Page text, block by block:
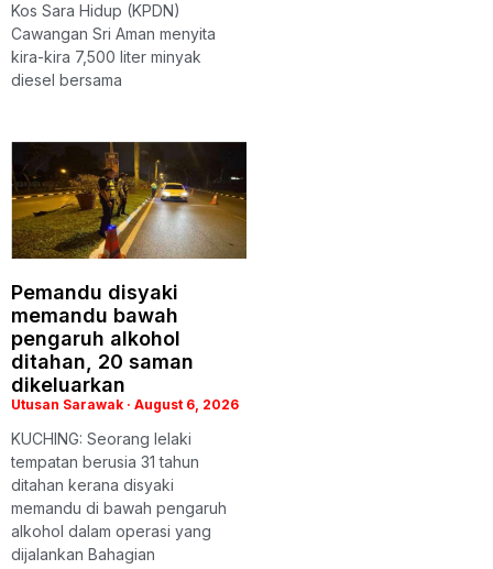
Kos Sara Hidup (KPDN)
Cawangan Sri Aman menyita
kira-kira 7,500 liter minyak
diesel bersama
Pemandu disyaki
memandu bawah
pengaruh alkohol
ditahan, 20 saman
dikeluarkan
Utusan Sarawak August 6, 2026
KUCHING: Seorang lelaki
tempatan berusia 31 tahun
ditahan kerana disyaki
memandu di bawah pengaruh
alkohol dalam operasi yang
dijalankan Bahagian